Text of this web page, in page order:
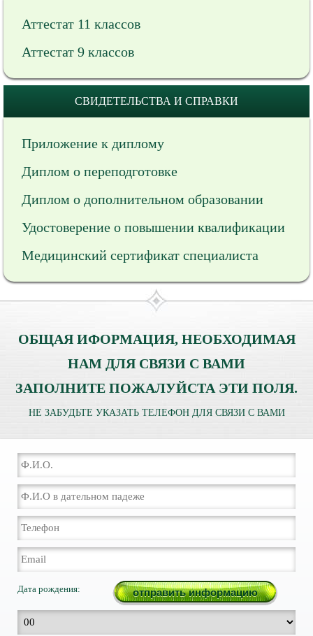
Аттестат 11 классов
Аттестат 9 классов
СВИДЕТЕЛЬСТВА И СПРАВКИ
Приложение к диплому
Диплом о переподготовке
Диплом о дополнительном образовании
Удостоверение о повышении квалификации
Медицинский сертификат специалиста
ОБЩАЯ ИФОРМАЦИЯ, НЕОБХОДИМАЯ
НАМ ДЛЯ СВЯЗИ С ВАМИ
ЗАПОЛНИТЕ ПОЖАЛУЙСТА ЭТИ ПОЛЯ.
НЕ ЗАБУДЬТЕ УКАЗАТЬ ТЕЛЕФОН ДЛЯ СВЯЗИ С ВАМИ
Дата рождения: